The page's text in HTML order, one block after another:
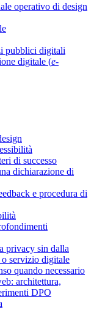
operativo di design
pubblici digitali
digitale (e-
di successo
dichiarazione di
e procedura di
privacy sin dalla
servizio digitale
quando necessario
architettura,
DPO